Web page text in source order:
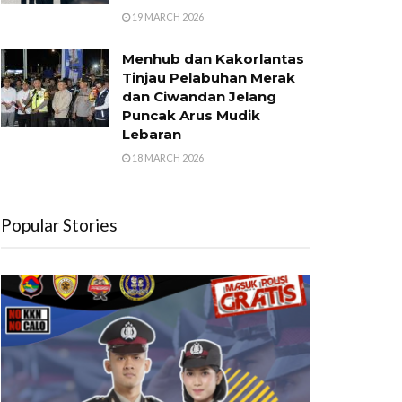
19 MARCH 2026
Menhub dan Kakorlantas
Tinjau Pelabuhan Merak
dan Ciwandan Jelang
Puncak Arus Mudik
Lebaran
18 MARCH 2026
Popular Stories